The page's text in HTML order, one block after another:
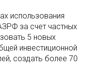
использования
за счет частных
5 новых
инвестиционной
создать более 70